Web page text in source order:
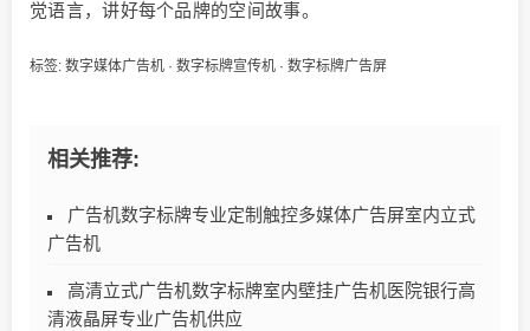
觉语言，讲好每个品牌的空间故事。
标签: 数字媒体广告机 · 数字标牌宣传机 · 数字标牌广告屏
相关推荐:
广告机数字标牌专业定制触控多媒体广告屏室内立式
广告机
高清立式广告机数字标牌室内壁挂广告机医院银行高
清液晶屏专业广告机供应